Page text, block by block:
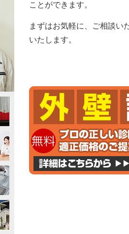
ことができます。
まずはお気軽に、ご相談い
いたします。